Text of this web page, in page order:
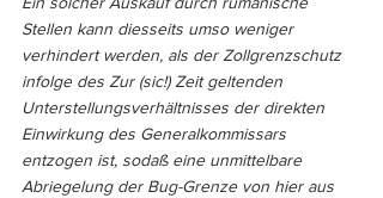
Stellen kann diesseits umso weniger
verhindert werden, als der Zollgrenzschutz
infolge des Zur (sic!) Zeit geltenden
Unterstellungsverhältnisses der direkten
Einwirkung des Generalkommissars
entzogen ist, sodaß eine unmittelbare
Abriegelung der Bug-Grenze von hier aus